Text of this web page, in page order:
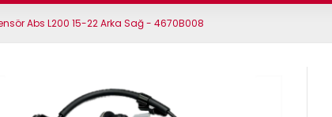
Abs L200 15-22 Arka Sağ - 4670B008